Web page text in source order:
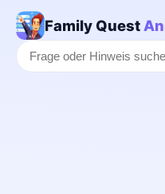
Family Quest